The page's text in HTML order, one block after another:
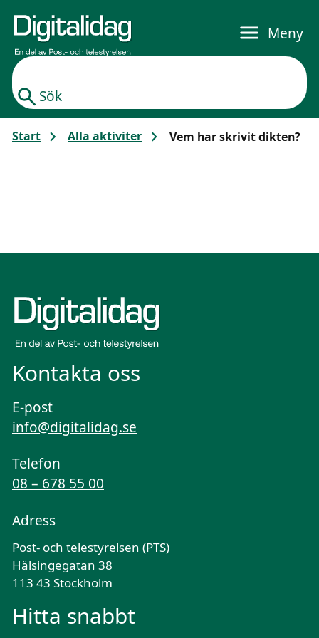
Sök
Meny
Start Alla aktiviter Vem har skrivit dikten?
Kontakta oss
E-post
info@digitalidag.se
Telefon
08 – 678 55 00
Adress
Post- och telestyrelsen (PTS)
Hälsingegatan 38
113 43 Stockholm
Hitta snabbt